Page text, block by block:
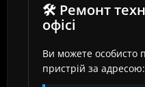
🛠️ Ремонт
офісі
Ви можете особисто
пристрій за адресою: